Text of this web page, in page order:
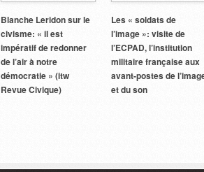
Blanche Leridon sur le
civisme: « il est
impératif de redonner
de l’air à notre
démocratie » (itw
Revue Civique)
Les « soldats de
l’image »: visite de
l’ECPAD, l’institution
militaire française aux
avant-postes de
et du son